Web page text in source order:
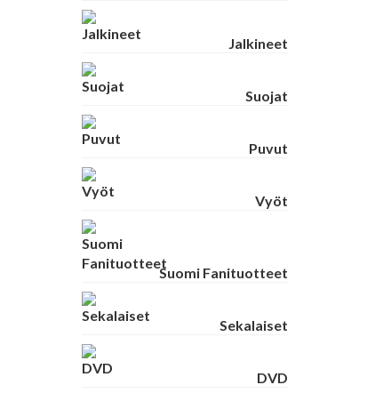
Jalkineet
Suojat
Puvut
Vyöt
Suomi Fanituotteet
Sekalaiset
DVD